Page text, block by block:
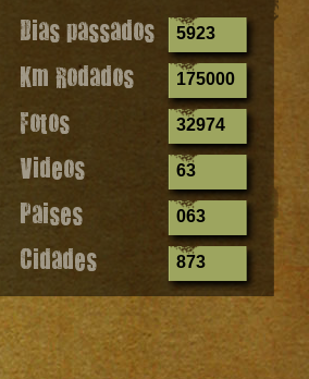
Dias passados 5923
Km Rodados 175000
Fotos 32974
Videos 63
Paises 063
Cidades 873